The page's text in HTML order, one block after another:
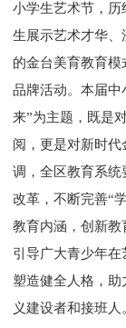
小学生艺术节，
生展示艺术才华
的金台美育教育
品牌活动。本届中
来”为主题，既是
阅，更是对新时
调，全区教育系
改革，不断完善“
教育内涵，创新教
引导广大青少年在
塑造健全人格，
义建设者和接班人